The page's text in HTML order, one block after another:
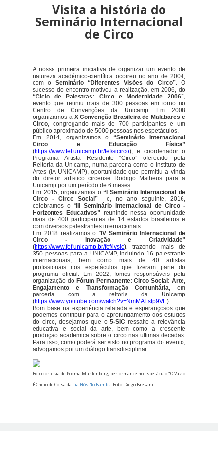
Visita a história do
Seminário Internacional
de Circo
A nossa primeira iniciativa de organizar um evento de
natureza acadêmico-científica ocorreu no ano de 2004,
com o Seminário “Diferentes Visões do Circo” . O
sucesso do encontro motivou a realização, em 2006, do
“Ciclo de Palestras: Circo e Modernidade 2006”
evento que reuniu mais de 300 pessoas em torno no
Centro de Convenções da Unicamp. Em 2008
organizamos a X Convenção Brasileira de Malabares e
Circo , congregando mais de 700 participantes e um
público aproximado de 5000 pessoas nos espetáculos.
Em 2014, organizamos o “Seminário Internacional
Circo e Educação Física”
(https://www.fef.unicamp.br/fef/sicirco), e coordenador o
Programa Artista Residente “Circo” oferecido pela
Reitoria da Unicamp, numa parceria como o Instituto de
Artes (IA-UNICAMP), oportunidade que permitiu a vinda
do diretor artístico circense Rodrigo Matheus para a
Unicamp por um período de 6 meses.
Em 2015, organizamos o “I Seminário Internacional de
Circo - Circo Social”
e, no ano seguinte, 2016,
celebramos o “III Seminário Internacional de Circo -
Horizontes Educativos” reunindo nessa oportunidade
mais de 400 participantes de 14 estados brasileiros e
com diversos palestrantes internacionais.
Em 2018 realizamos o "IV Seminário Internacional de
Circo - Inovação e Criatividade”
(https://www.fef.unicamp.br/fef/ivsic),trazendo mais de
350 pessoas para a UNICAMP, incluindo 16 palestrante
internacionais, bem como mais de 40 artistas
profissionais nos espetáculos que fizeram parte do
programa oficial. Em 2022, fomos responsáveis pela
organização do Fórum Permanente: Circo Social: Arte,
Engajamento e Transformação Comunitária, em
parceria com a reitoria da Unicamp
(https://www.youtube.com/watch?v=NmMAFsfp9VE).
Bom base na experiência relatada e esperançosos que
podemos contribuir para o aprofundamento dos estudos
do circo, desejamos que o5-SIC ressalte a relevância
educativa e social da arte, bem como a crescente
produção acadêmica sobre o circo nas últimas décadas.
Para isso, como poderá ser visto no programa do evento,
advogamos por um diálogo transdisciplinar.
Foto cortesia de Poema Mühlenberg, performance no espetáculo "O Vazio
É Cheio de Coisa daCia Nós No Bambu . Foto: Diego Bresani.